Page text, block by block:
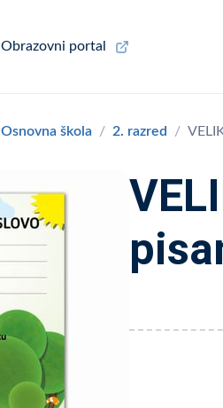
Obrazovni portal
Osnovna škola 2. razred